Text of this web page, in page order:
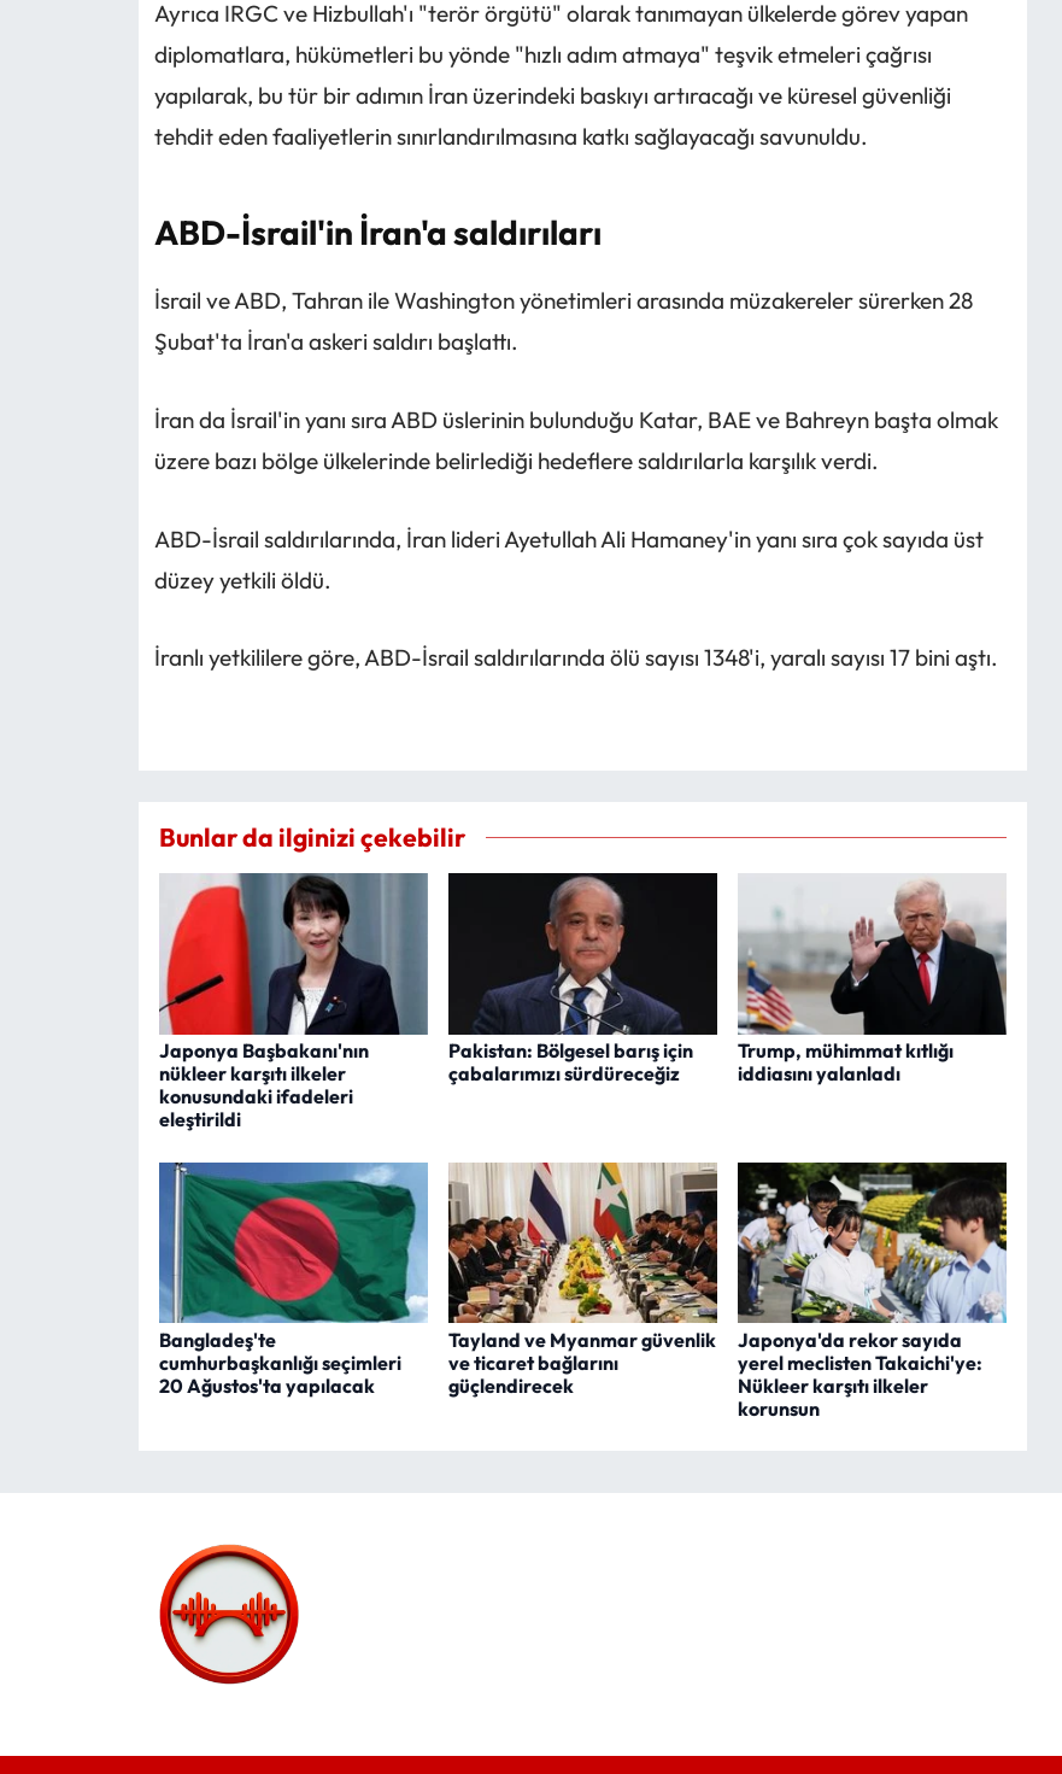
Ayrıca IRGC ve Hizbullah'ı "terör örgütü" olarak tanımayan ülkelerde görev yapan
diplomatlara, hükümetleri bu yönde "hızlı adım atmaya" teşvik etmeleri çağrısı
yapılarak, bu tür bir adımın İran üzerindeki baskıyı artıracağı ve küresel güvenliği
tehdit eden faaliyetlerin sınırlandırılmasına katkı sağlayacağı savunuldu.
⁠ABD-İsrail'in İran'a saldırıları
İsrail ve ABD, Tahran ile Washington yönetimleri arasında müzakereler sürerken 28
Şubat'ta İran'a askeri saldırı başlattı.
İran da İsrail'in yanı sıra ABD üslerinin bulunduğu Katar, BAE ve Bahreyn başta olmak
üzere bazı bölge ülkelerinde belirlediği hedeflere saldırılarla karşılık verdi.
ABD-İsrail saldırılarında, İran lideri Ayetullah Ali Hamaney'in yanı sıra çok sayıda üst
düzey yetkili öldü.
İranlı yetkililere göre, ABD-İsrail saldırılarında ölü sayısı 1348'i, yaralı sayısı 17 bini aştı.
Bunlar da ilginizi çekebilir
Japonya Başbakanı'nın
nükleer karşıtı ilkeler
konusundaki ifadeleri
eleştirildi
Pakistan: Bölgesel barış için
çabalarımızı sürdüreceğiz
Trump, mühimmat kıtlığı
iddiasını yalanladı
Bangladeş'te
cumhurbaşkanlığı seçimleri
20 Ağustos'ta yapılacak
Tayland ve Myanmar güvenlik
ve ticaret bağlarını
güçlendirecek
Japonya'da rekor sayıda
yerel meclisten Takaichi'ye:
Nükleer karşıtı ilkeler
korunsun